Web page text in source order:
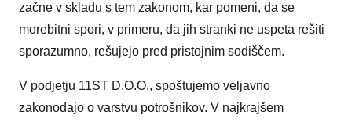
začne v skladu s tem zakonom, kar pomeni, da se
morebitni spori, v primeru, da jih stranki ne uspeta rešiti
sporazumno, rešujejo pred pristojnim sodiščem.
V podjetju 11ST D.O.O., spoštujemo veljavno
zakonodajo o varstvu potrošnikov. V najkrajšem